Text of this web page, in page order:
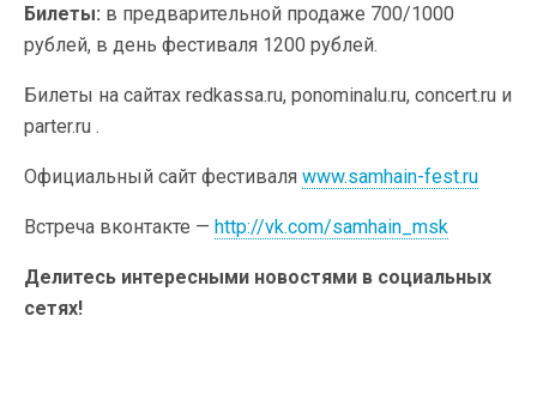
Билеты: в предварительной продаже 700/1000
рублей, в день фестиваля 1200 рублей.
Билеты на сайтах redkassa.ru, ponominalu.ru, concert.ru и
parter.ru .
Официальный сайт фестиваля www.samhain-fest.ru
Встреча вконтакте — http://vk.com/samhain_msk
Делитесь интересными новостями в социальных
сетях!